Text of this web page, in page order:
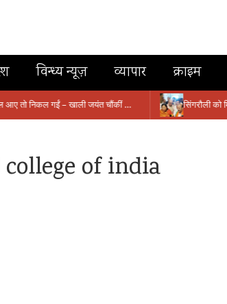
विन्ध्य न्यूज़ व्यापार क्राइम
मंत्री आईं, समीक्षा की, सवाल आए तो निकल गईं – खाली जयंत चौंकीं पर नहीं दिया जवाब
of india